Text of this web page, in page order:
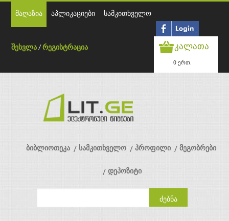
მაღაზია აპლიკაციები სამკითხველო
შესვლა /რეგისტრაცია კალათა
0 ერთ.
ბიბლიოთეკა სამკითხველო პროფილი მეგობრები
დეპოზიტი